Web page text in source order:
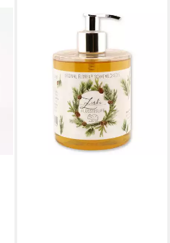
GERLINDE HOFER _ FLOREX
Flüssigseife Zirbe 500 ml
12,90 €
(25,80 €/ 1 l)
in 2-3 Werktagen bei dir